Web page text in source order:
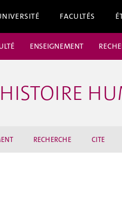
FACULTÉS
ENSEIGNEMENT
RECHERCHE CITE